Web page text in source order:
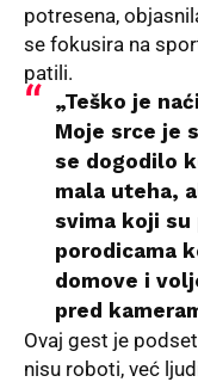
potresena,
se fokusira na
patili.
„Teško je
Moje srce je
se dogodilo
mala uteha,
svima koji
porodicama
domove i
pred
Ovaj gest je
nisu roboti, već